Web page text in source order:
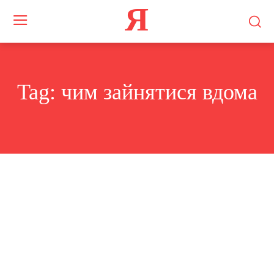
Я
Tag: чим зайнятися вдома